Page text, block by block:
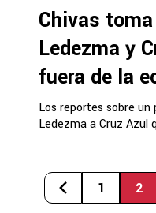
Chivas
Ledezma y
fuera de la
Los reportes sobre
Ledezma a Cruz Azul
1 2